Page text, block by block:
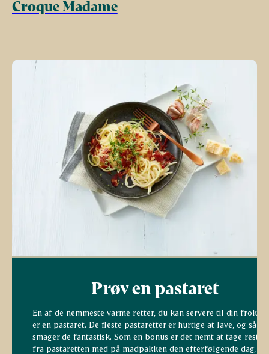
Croque Madame
Prøv en pastaret
En af de nemmeste varme retter, du kan servere til din
er en pastaret. De fleste pastaretter er hurtige at lave, og så
smager de fantastisk. Som en bonus er det nemt at tage
fra pastaretten med på madpakken den efterfølgende dag,